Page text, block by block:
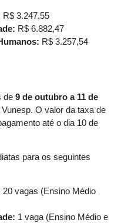
R$ 3.247,55
R$ 6.882,47
R$ 3.257,54
de 9 de outubro a 11 de
O valor da taxa de
até o dia 10 de
para os seguintes
20 vagas (Ensino Médio
1 vaga (Ensino Médio e